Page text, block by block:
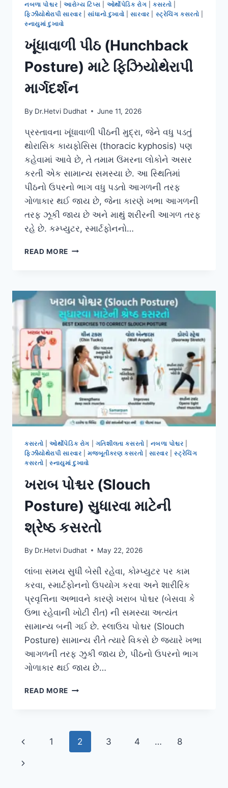
નબળા પોશ્ચર આરોગ્ય ટિપ્સ ઓર્થોપેડિક રોગ |કસરતો
ફિઝીયોથેરાપી સારવાર |સાંધાનો દુખાવો |સારવાર સ્ટ્રેચિંગ કસરતો
સ્નાયુમાં દુખાવો
ખૂંધાવાળી પીઠ (Hunchback
Posture) માટે ફિઝિયોથેરાપી
માર્ગદર્શન
By Dr.Hetvi Dudhat June 11, 2026
પ્રસ્તાવના ખૂંધાવાળી પીઠની મુદ્રા, જેને વધુ પડતું
થોરાસિક કાયફોસિસ (thoracic kyphosis) પણ
કહેવામાં આવે છે, તે તમામ ઉંમરના લોકોને અસર
કરતી એક સામાન્ય સમસ્યા છે. આ સ્થિતિમાં
પીઠનો ઉપરનો ભાગ વધુ પડતો આગળની તરફ
ગોળાકાર થઈ જાય છે, જેના કારણે ખભા આગળની
તરફ ઝૂકી જાય છે અને માથું શરીરની આગળ તરફ
રહે છે. કમ્પ્યુટર, સ્માર્ટફોનનો…
READ MORE ખૂંધાવાળી
માટે
ફિઝિયોથેરાપી
માર્ગદર્શન
કસરતો |ઓર્થોપેડિક રોગ ગતિશીલતા કસરતો નબળા પોશ્ચર
ફિઝીયોથેરાપી સારવાર |મજબૂતીકરણ કસરતો |સારવાર |સ્ટ્રેચિંગ
કસરતો |સ્નાયુમાં દુખાવો
ખરાબ પોશ્ચર (Slouch
Posture) સુધારવા માટેની
શ્રેષ્ઠ કસરતો
By Dr.Hetvi Dudhat May 22, 2026
લાંબા સમય સુધી બેસી રહેવા, કોમ્પ્યુટર પર કામ
કરવા, સ્માર્ટફોનનો ઉપયોગ કરવા અને શારીરિક
પ્રવૃત્તિના અભાવને કારણે ખરાબ પોશ્ચર (બેસવા કે
ઉભા રહેવાની ખોટી રીત) ની સમસ્યા અત્યંત
સામાન્ય બની ગઈ છે. સ્લાઉચ પોશ્ચર (Slouch
Posture) સામાન્ય રીતે ત્યારે વિકસે છે જ્યારે ખભા
આગળની તરફ ઝુકી જાય છે, પીઠનો ઉપરનો ભાગ
ગોળાકાર થઈ જાય છે…
READ MORE ખરાબ
સુધારવા
માટેની
શ્રેષ્ઠ
Page
navigation
Previous
Page
1 2 3 4 … 8
Next